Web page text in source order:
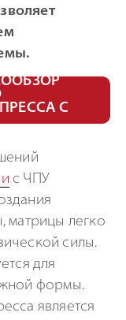
С
с ЧПУ
матрицы легко
силы.
для
формы.
является